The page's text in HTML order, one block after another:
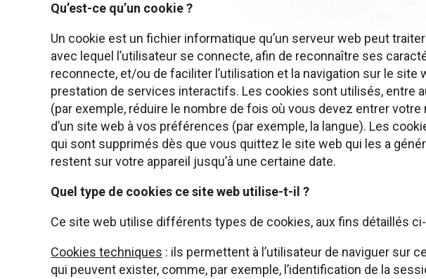
Qu’est-ce qu’un cookie ?
Un cookie est un fichier informatique qu’un serveur web peut
avec lequel l’utilisateur se connecte, afin de reconnaître ses
reconnecte, et/ou de faciliter l’utilisation et la navigation sur le site
prestation de services interactifs. Les cookies sont utilisés, entre
(par exemple, réduire le nombre de fois où vous devez entrer
d’un site web à vos préférences (par exemple, la langue). Les
qui sont supprimés dès que vous quittez le site web qui les a
restent sur votre appareil jusqu’à une certaine date.
Quel type de cookies ce site web utilise-t-il ?
Ce site web utilise différents types de cookies, aux fins détaillés
Cookies techniques : ils permettent à l’utilisateur de naviguer sur
qui peuvent exister, comme, par exemple, l’identification de la